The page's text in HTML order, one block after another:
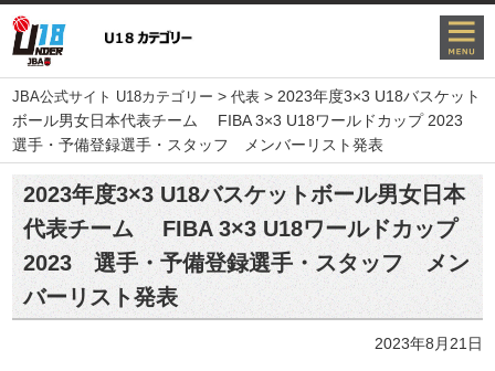
JBA公式サイト U18カテゴリー >代表 >2023年度3×3 U18バスケット
ボール男女日本代表チーム FIBA 3×3 U18ワールドカップ 2023
選手・予備登録選手・スタッフ メンバーリスト発表
2023年度3×3 U18バスケットボール男女日本
代表チーム FIBA 3×3 U18ワールドカップ
2023 選手・予備登録選手・スタッフ メン
バーリスト発表
2023年8月21日